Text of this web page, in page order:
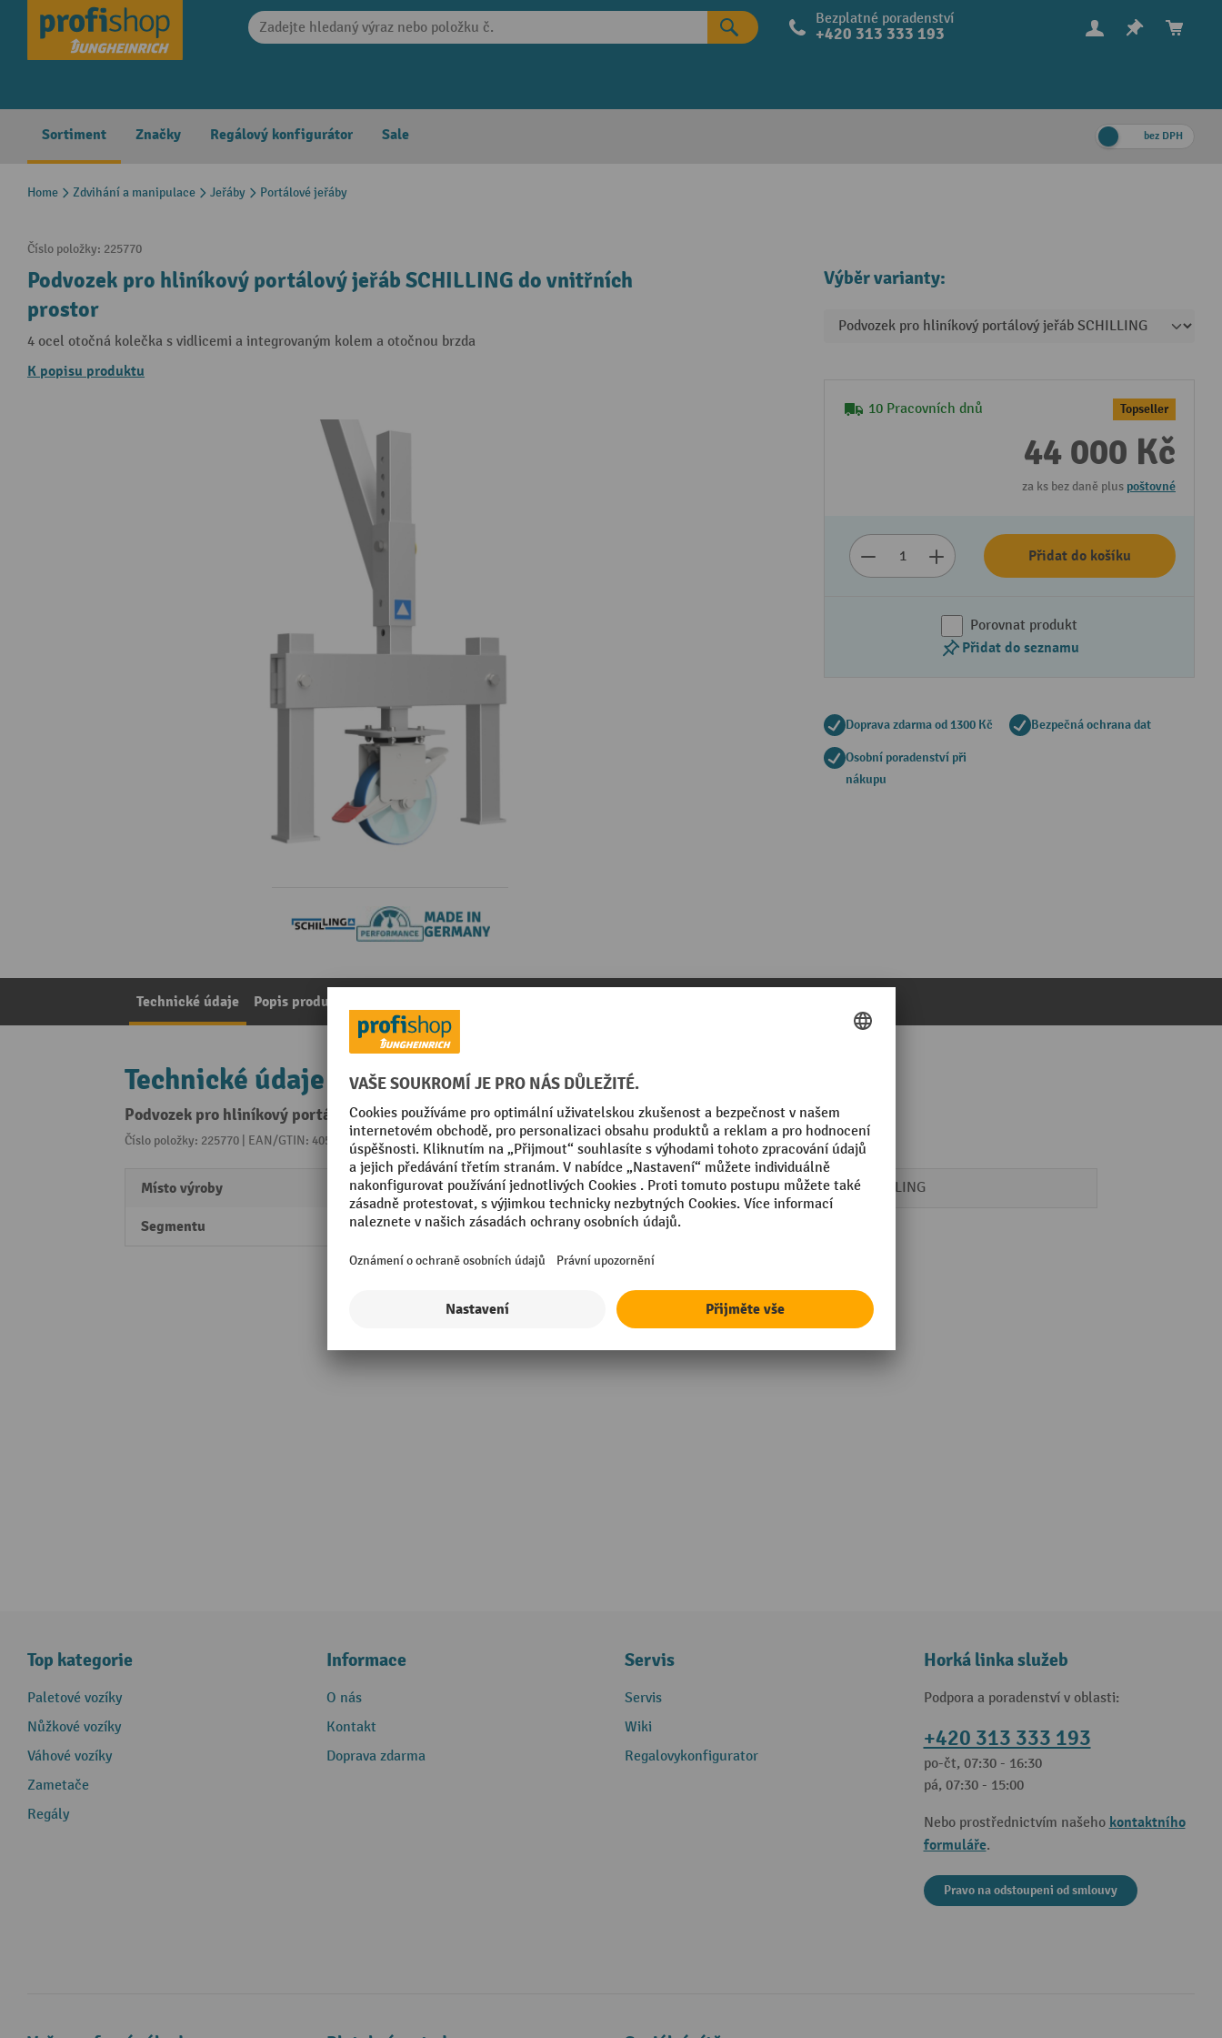
Skip to main navigation Bezplatné poradenství
+420 313 333 193
Sortiment Značky Regálový konfigurátor Sale bez DPH
Home Zdvihání a manipulace Jeřáby Portálové jeřáby
Číslo položky: 225770
Podvozek pro hliníkový portálový jeřáb SCHILLING do vnitřních
prostor
4 ocel otočná kolečka s vidlicemi a integrovaným kolem a otočnou brzda
K popisu produktu
Výběr varianty:
10 Pracovních dnů Topseller
44 000 Kč
za ks bez daně plus poštovné
Přidat do košíku
Porovnat produkt
Přidat do seznamu
Doprava zdarma od 1300 Kč Bezpečná ochrana dat
Osobní poradenství při
nákupu
Technické údaje Popis produktu
Technické údaje
Podvozek pro hliníkový portálový jeřáb SCHILLING do vnitřních prostor
Číslo položky: 225770 | EAN/GTIN: 4055091217345Z kategorie:Portálové jeřáby
Místo výroby Made in Germany
Segmentu Performance
Značka SCHILLING
Top kategorie
Paletové vozíky
Nůžkové vozíky
Váhové vozíky
Zametače
Regály
Informace
O nás
Kontakt
Doprava zdarma
Servis
Servis
Wiki
Regalovykonfigurator
Horká linka služeb
Podpora a poradenství v oblasti:
+420 313 333 193
po-čt, 07:30 - 16:30
pá, 07:30 - 15:00
Nebo prostřednictvím našeho kontaktního
formuláře.
Pravo na odstoupeni od smlouvy